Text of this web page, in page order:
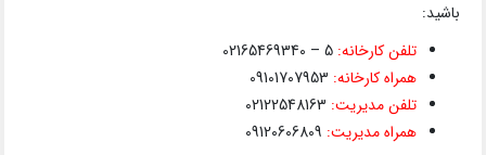
باشید:
تلفن کارخانه: 5 – 02165469340
همراه کارخانه:
تلفن مدیریت:
همراه مدیریت: